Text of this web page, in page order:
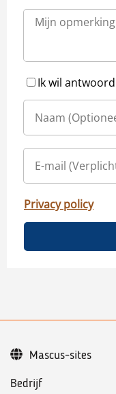
Ik wil
Privacy policy
Bedrijf
Mascus-sites